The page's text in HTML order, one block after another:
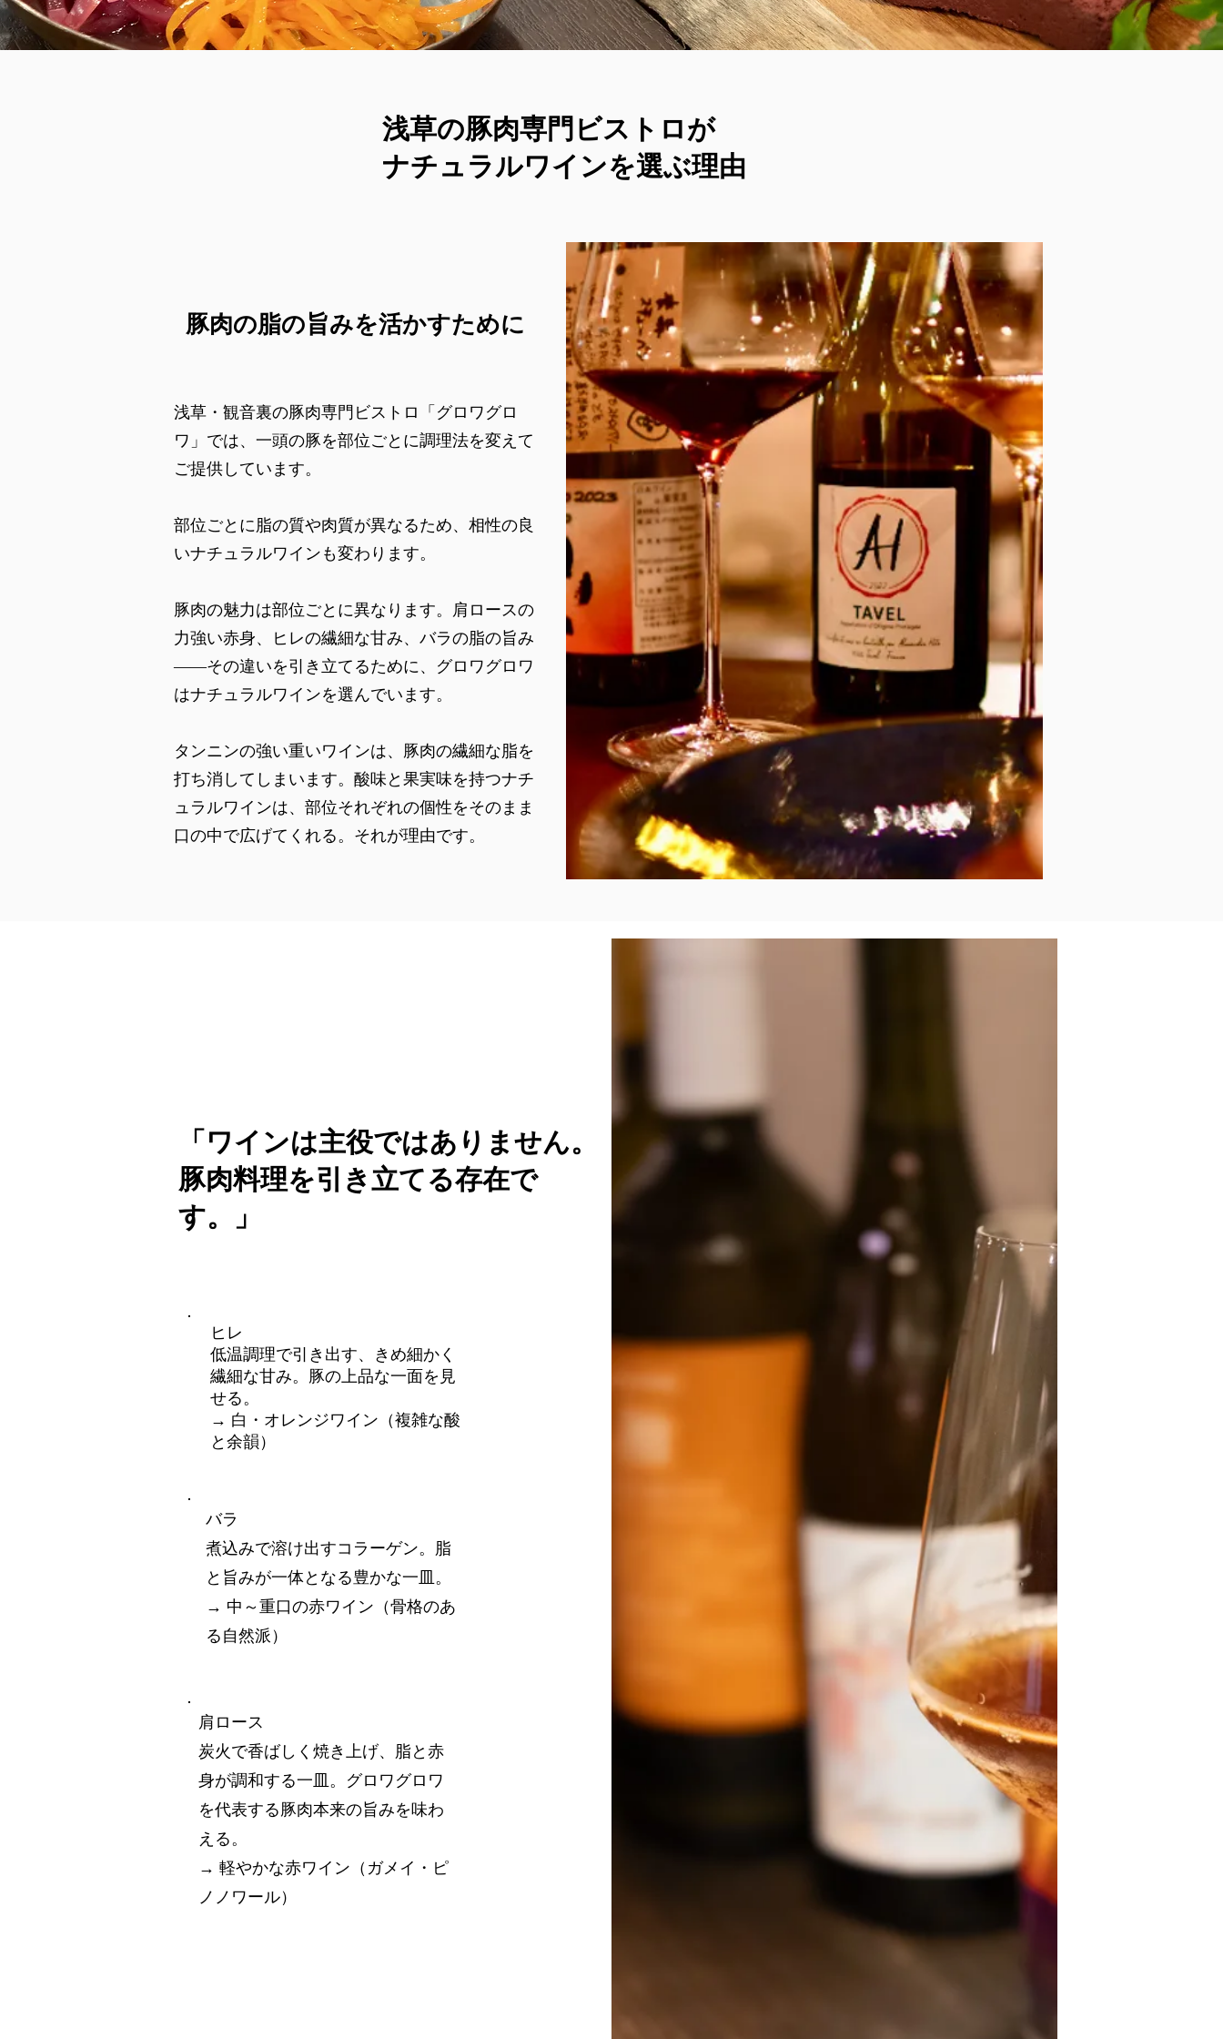
浅草の豚肉専門ビストロが
ナチュラルワインを選ぶ理由
豚肉の脂の旨みを活かすために
浅草・観音裏の豚肉専門ビストロ「グロワグロ
ワ」では、一頭の豚を部位ごとに調理法を変えて
ご提供しています。
部位ごとに脂の質や肉質が異なるため、相性の良
いナチュラルワインも変わります。
豚肉の魅力は部位ごとに異なります。肩ロースの
力強い赤身、ヒレの繊細な甘み、バラの脂の旨み
——その違いを引き立てるために、グロワグロワ
はナチュラルワインを選んでいます。
タンニンの強い重いワインは、豚肉の繊細な脂を
打ち消してしまいます。酸味と果実味を持つナチ
ュラルワインは、部位それぞれの個性をそのまま
口の中で広げてくれる。それが理由です。
「ワインは主役ではありません。
豚肉料理を引き立てる存在で
す。」
ヒレ
低温調理で引き出す、きめ細かく
繊細な甘み。豚の上品な一面を見
せる。
→ 白・オレンジワイン（複雑な酸
と余韻）
バラ
煮込みで溶け出すコラーゲン。脂
と旨みが一体となる豊かな一皿。
→ 中～重口の赤ワイン（骨格のあ
る自然派）
肩ロース
炭火で香ばしく焼き上げ、脂と赤
身が調和する一皿。グロワグロワ
を代表する豚肉本来の旨みを味わ
える。
→ 軽やかな赤ワイン（ガメイ・ピ
ノノワール）